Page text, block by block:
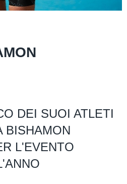
DEI SUOI ATLETI
BISHAMON
L'EVENTO